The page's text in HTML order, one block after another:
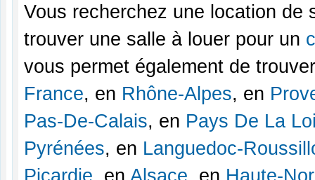
Vous recherchez une location de
trouver une salle à louer pour un
vous permet également de
France, en Rhône-Alpes, en
Pas-De-Calais, en Pays De La
Pyrénées, en Languedoc-
Picardie , en Alsace , en Haute-